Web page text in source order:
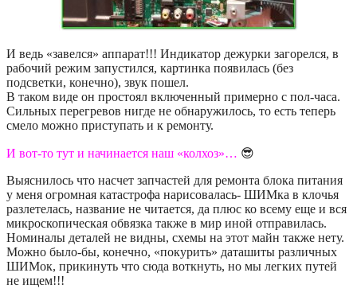
И ведь «завелся» аппарат!!! Индикатор дежурки загорелся, в
рабочий режим запустился, картинка появилась (без
подсветки, конечно), звук пошел.
В таком виде он простоял включенный примерно с пол-часа.
Сильных перегревов нигде не обнаружилось, то есть теперь
смело можно приступать и к ремонту.
И вот-то тут и начинается наш «колхоз»… 😎
Выяснилось что насчет запчастей для ремонта блока питания
у меня огромная катастрофа нарисовалась- ШИМка в клочья
разлетелась, название не читается, да плюс ко всему еще и вся
микроскопическая обвязка также в мир иной отправилась.
Номиналы деталей не видны, схемы на этот майн также нету.
Можно было-бы, конечно, «покурить» даташиты различных
ШИМок, прикинуть что сюда воткнуть, но мы легких путей
не ищем!!!